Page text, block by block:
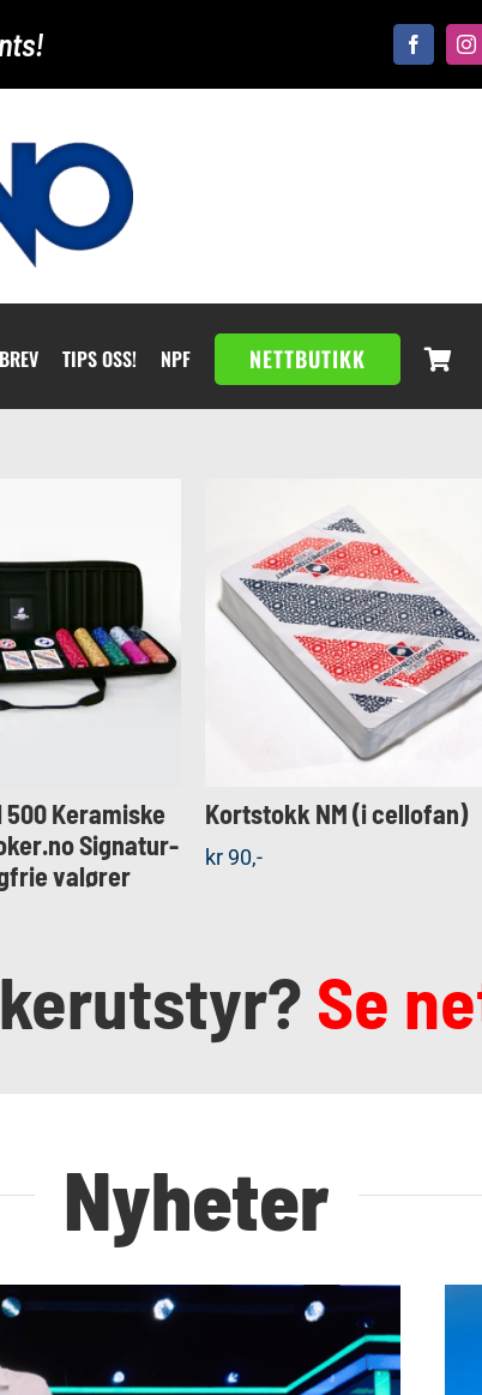
TIPS OSS! NPF NETTBUTIKK
KJØP
Detaljer
Keramiske
Signatur-
valører
KJØPDette
produktet
har
flere
varianter.
kan
Detaljer
Kortstokk NM (i cellofan)
kr90,-
Se
Nyheter